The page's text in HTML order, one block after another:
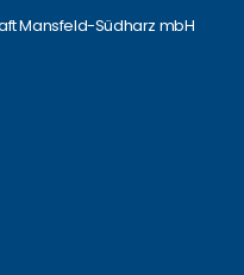
Mansfeld-Südharz mbH